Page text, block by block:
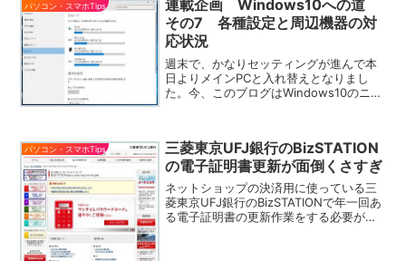
パソコン・スマホTips
連載企画 Windows10への道
その7 各種設定と周辺機器の対
応状況
週末で、かなりセッティングが進んで本
日よりメインPCと入れ替えとなりまし
た。今、このブログはWindows10のニュ
ドライブ）か...
パソコン・スマホTips
三菱東京UFJ銀行のBizSTATION
の電子証明書更新が面倒くさすぎ
ネットショップの決済用に使っている三
菱東京UFJ銀行のBizSTATIONで年一回あ
る電子証明書の更新作業をする必要があ